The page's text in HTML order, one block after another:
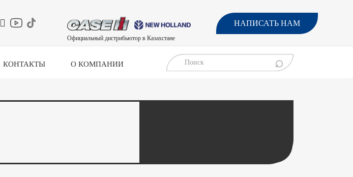
Официальный дистрибьютор в Казахстане
НАПИСАТЬ НАМ
КОНТАКТЫ О КОМПАНИИ ⌕